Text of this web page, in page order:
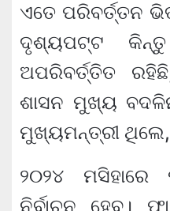
ଏତେ ପରିବର୍ତ୍ତନ
ଦୃଶ୍ୟପଟ୍ଟ
ଅପରିବର୍ତ୍ତିତ
ଶାସନ ମୁଖ୍ୟ
ମୁଖ୍ୟମନ୍ତ୍ରୀ ଥିଲେ,
୨୦୨୪ ମସିହାରେ
ନିର୍ବାଚନ ହେବ।